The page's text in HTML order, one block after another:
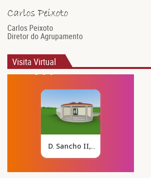
Carlos Peixoto
Diretor do Agrupamento
Visita Virtual